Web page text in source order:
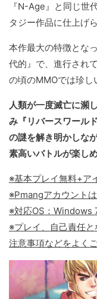
『N-Age』と同じ世
タジー作品に仕上げ
本作最大の特徴とな
代的』で、進行され
の頃のMMOでは珍し
人類が一度滅亡に瀕
み『リバースワール
の謎を解き明かしな
素高いバトルが楽し
※基本プレイ無料+ア
※Pmangアカウント
※対応OS：Windows
※プレイ、自己責任と
注意事項などをよく